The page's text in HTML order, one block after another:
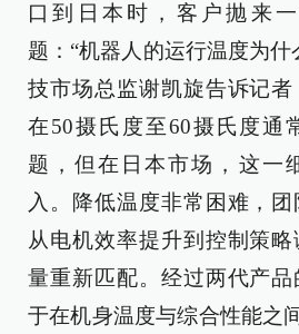
口到日本时，客户抛来
题：“机器人的运行温度为
技市场总监谢凯旋告诉记
在50摄氏度至60摄氏度通
题，但在日本市场，这一
入。降低温度非常困难，团
从电机效率提升到控制策
量重新匹配。经过两代产
于在机身温度与综合性能之